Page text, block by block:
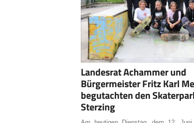
Landesrat Achammer und
Bürgermeister Fritz Karl
begutachten den
Sterzing